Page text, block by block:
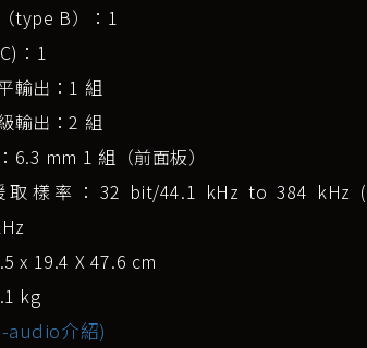
type B）：1
：1
輸出：1 組
輸出：2 組
6.3 mm 1 組（前面板）
取樣率：32 bit/44.1 kHz to 384 kHz
x 19.4 X 47.6 cm
kg
audio介紹)